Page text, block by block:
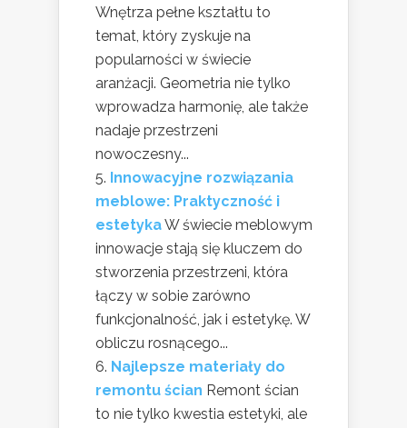
Wnętrza pełne kształtu to
temat, który zyskuje na
popularności w świecie
aranżacji. Geometria nie tylko
wprowadza harmonię, ale także
nadaje przestrzeni
nowoczesny...
Innowacyjne rozwiązania
meblowe: Praktyczność i
estetykaW świecie meblowym
innowacje stają się kluczem do
stworzenia przestrzeni, która
łączy w sobie zarówno
funkcjonalność, jak i estetykę. W
obliczu rosnącego...
Najlepsze materiały do
remontu ścian Remont ścian
to nie tylko kwestia estetyki, ale